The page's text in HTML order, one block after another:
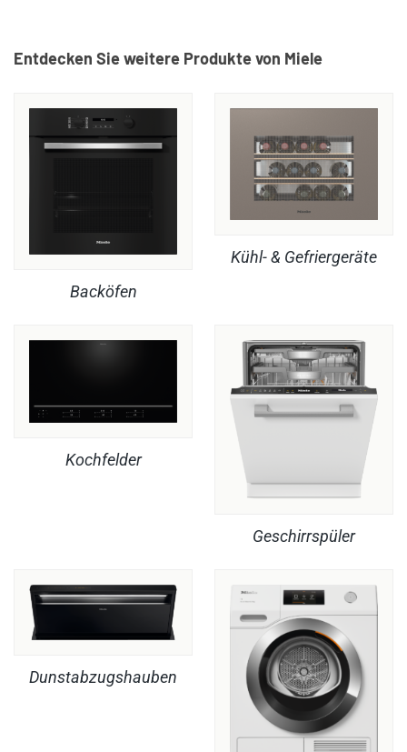
Entdecken Sie weitere Produkte von Miele
Backöfen
Kühl- & Gefriergeräte
Kochfelder
Geschirrspüler
Dunstabzugshauben